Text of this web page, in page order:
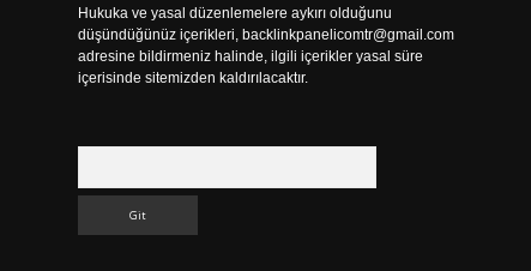
Hukuka ve yasal düzenlemelere aykırı olduğunu
düşündüğünüz içerikleri, backlinkpanelicomtr@gmail.com
adresine bildirmeniz halinde, ilgili içerikler yasal süre
içerisinde sitemizden kaldırılacaktır.